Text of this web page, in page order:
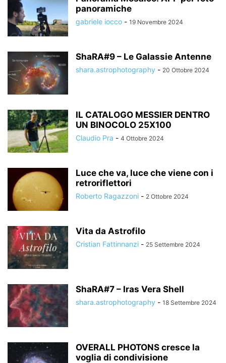
panoramiche
gabriele iocco - 19 Novembre 2024
ShaRA#9 – Le Galassie Antenne
shara.astrophotography - 20 Ottobre 2024
IL CATALOGO MESSIER DENTRO
UN BINOCOLO 25X100
Claudio Pra - 4 Ottobre 2024
Luce che va, luce che viene con i
retroriflettori
Roberto Ragazzoni - 2 Ottobre 2024
Vita da Astrofilo
Cristian Fattinnanzi - 25 Settembre 2024
ShaRA#7 – Iras Vera Shell
shara.astrophotography - 18 Settembre 2024
OVERALL PHOTONS cresce la
voglia di condivisione